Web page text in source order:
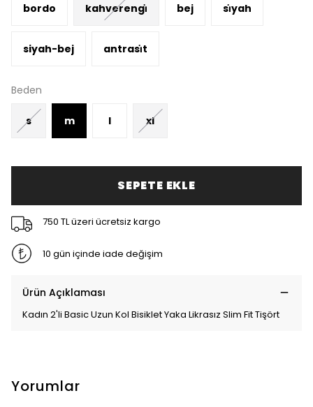
bordo kahverengi̇ bej si̇yah
siyah-bej antrasi̇t
Beden
s m l xl
SEPETE EKLE
750 TL üzeri ücretsiz kargo
10 gün içinde iade değişim
Ürün Açıklaması
Kadın 2'li Basic Uzun Kol Bisiklet Yaka Likrasız Slim Fit Tişört
Yorumlar